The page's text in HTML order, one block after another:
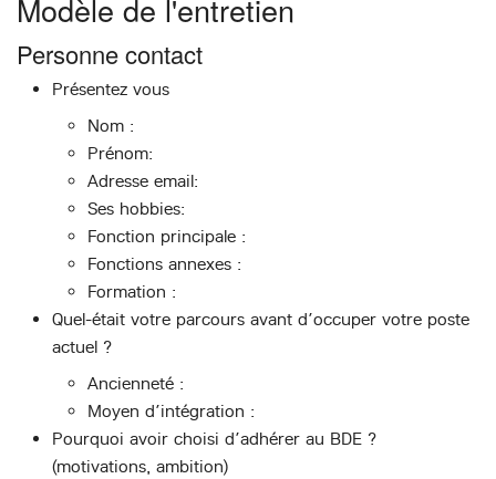
Modèle de l'entretien
Personne contact
Présentez vous
Nom :
Prénom:
Adresse email:
Ses hobbies:
Fonction principale :
Fonctions annexes :
Formation :
Quel-était votre parcours avant d’occuper votre poste
actuel ?
Ancienneté :
Moyen d’intégration :
Pourquoi avoir choisi d’adhérer au BDE ?
(motivations, ambition)